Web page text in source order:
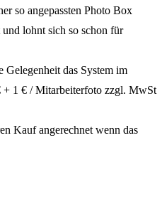
so angepassten Photo Box
lohnt sich so schon für
Gelegenheit das System im
1 € / Mitarbeiterfoto zzgl. MwSt
Kauf angerechnet wenn das